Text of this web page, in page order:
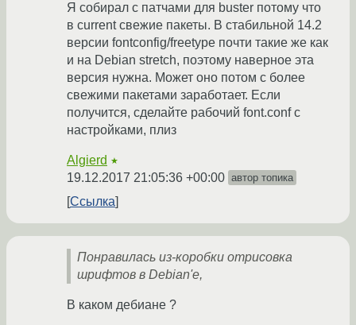
Я собирал с патчами для buster потому что
в current свежие пакеты. В стабильной 14.2
версии fontconfig/freetype почти такие же как
и на Debian stretch, поэтому наверное эта
версия нужна. Может оно потом с более
свежими пакетами заработает. Если
получится, сделайте рабочий font.conf с
настройками, плиз
Algierd ★
19.12.2017 21:05:36 +00:00 автор топика
Ссылка
Понравилась из-коробки отрисовка
шрифтов в Debian'е,
В каком дебиане ?